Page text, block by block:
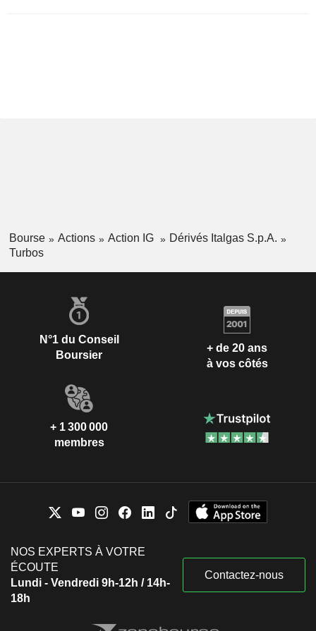
Bourse Actions Action IG
Dérivés Italgas S.p.A.
Turbos
N°1 du Conseil
Boursier
+ de 20 ans
à vos côtés
+ 1 300 000
membres
NOS EXPERTS À VOTRE
ÉCOUTE
Lundi - Vendredi 9h-12h / 14h-
18h
Contactez-nous